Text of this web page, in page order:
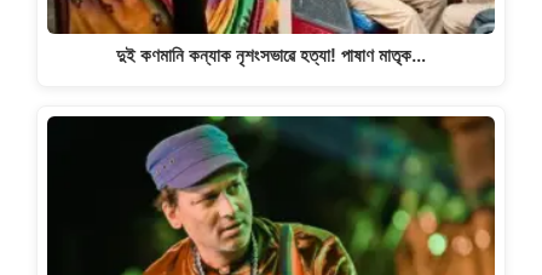
দুই কণমানি কন্যাক নৃশংসভাৱে হত্যা! পাষাণ মাতৃক…